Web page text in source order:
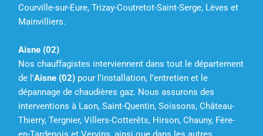
Courville-sur-Eure, Trizay-Coutretot-Saint-Serge, Lèves et
Mainvilliers.
Aisne (02)
Nos chauffagistes interviennent dans tout le département
de l’Aisne (02) pour l’installation, l’entretien et le
dépannage de chaudières gaz. Nous assurons des
interventions à Laon, Saint-Quentin, Soissons, Château-
Thierry, Tergnier, Villers-Cotterêts, Hirson, Chauny, Fère-